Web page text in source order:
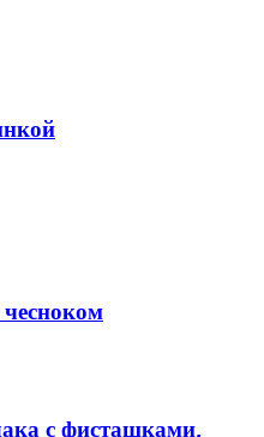
с фисташками,